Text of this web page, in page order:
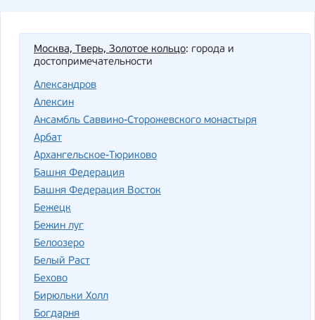
Москва, Тверь, Золотое кольцо: города и
достопримечательности
Александров
Алексин
Ансамбль Саввино-Сторожевского монастыря
Арбат
Архангельское-Тюриково
Башня Федерация
Башня Федерация Восток
Бежецк
Бежин луг
Белоозеро
Белый Раст
Бехово
Бирюльки Холл
Богдарня